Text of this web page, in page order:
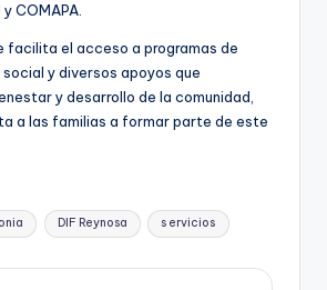
COMAPA.
facilita el acceso a programas de
y diversos apoyos que
y desarrollo de la comunidad,
a las familias a formar parte de este
DIF Reynosa s ervicios